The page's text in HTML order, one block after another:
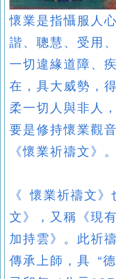
懷業是指懾服人
諧、聰慧、受用
一切違緣道障、
在，具大威勢，
柔一切人與非人
要是修持懷業觀
《懷業祈禱文》。
《 懷業祈禱文
文》，又稱《現
加持雲》。此祈
傳承上師，具 “